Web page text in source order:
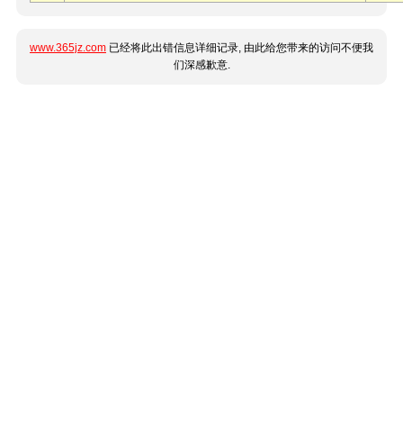
www.365jz.com 已经将此出错信息详细记录, 由此给您带来的访问不便我
们深感歉意.